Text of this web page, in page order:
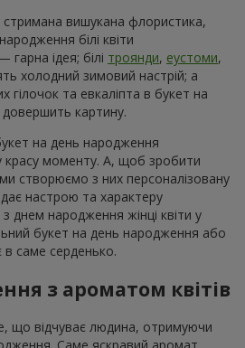
стримана вишукана флористика,
білі квіти
ідея; білі троянди, еустоми,
холодний зимовий настрій; а
гілочок та евкаліпта в букет на
картину.
на день народження
красу моменту. А, щоб зробити
створюємо з них персоналізовану
настрою та характеру
днем народження жінці квіти у
букет на день народження або
саме серденько.
з ароматом квітів
що відчуває людина, отримуючи